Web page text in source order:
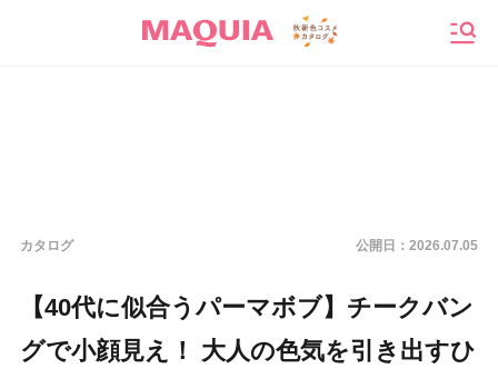
カタログ 公開日： 2026.07.05
【40代に似合うパーマボブ】チークバン
グで小顔見え！ 大人の色気を引き出すひ